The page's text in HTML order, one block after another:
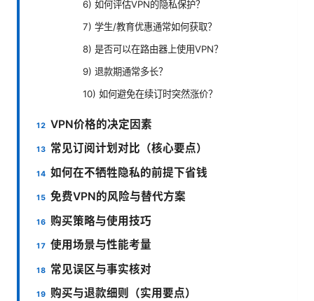
6) 如何评估VPN的隐私保护？
7) 学生/教育优惠通常如何获取？
8) 是否可以在路由器上使用VPN？
9) 退款期通常多长？
10) 如何避免在续订时突然涨价？
VPN价格的决定因素
常见订阅计划对比（核心要点）
如何在不牺牲隐私的前提下省钱
免费VPN的风险与替代方案
购买策略与使用技巧
使用场景与性能考量
常见误区与事实核对
购买与退款细则（实用要点）